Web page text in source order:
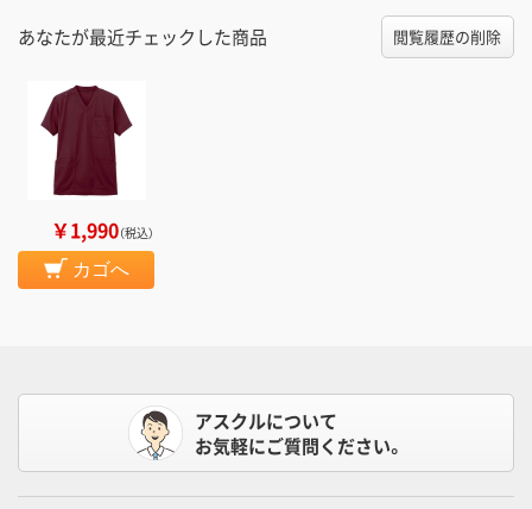
あなたが最近チェックした商品 閲覧履歴の削除
￥1,990（税込）
カゴへ
アスクルについて
お気軽にご質問ください。